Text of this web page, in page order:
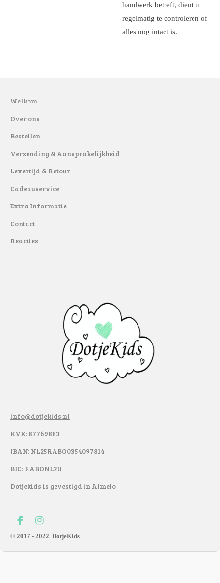
handwerk betreft, dient u
regelmatig te controleren of
alles nog intact is.
Welkom
Over ons
Bestellen
Verzending & Aansprakelijkheid
Levertijd & Retour
Cadeauservice
Extra Informatie
Contact
Reacties
info@dotjekids.nl
KVK: 87769883
IBAN: NL25RABO0354097814
BIC: RABONL2U
Dotjekids is gevestigd in Almelo
F
a
e
I
n
t
© 2017 - 2022 DotjeKids